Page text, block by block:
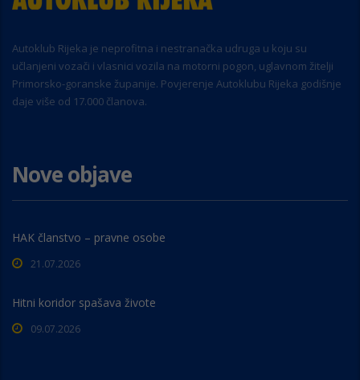
Autoklub Rijeka je neprofitna i nestranačka udruga u koju su
učlanjeni vozači i vlasnici vozila na motorni pogon, uglavnom žitelji
Primorsko-goranske županije. Povjerenje Autoklubu Rijeka godišnje
daje više od 17.000 članova.
Nove objave
HAK članstvo – pravne osobe
21.07.2026
Hitni koridor spašava živote
09.07.2026